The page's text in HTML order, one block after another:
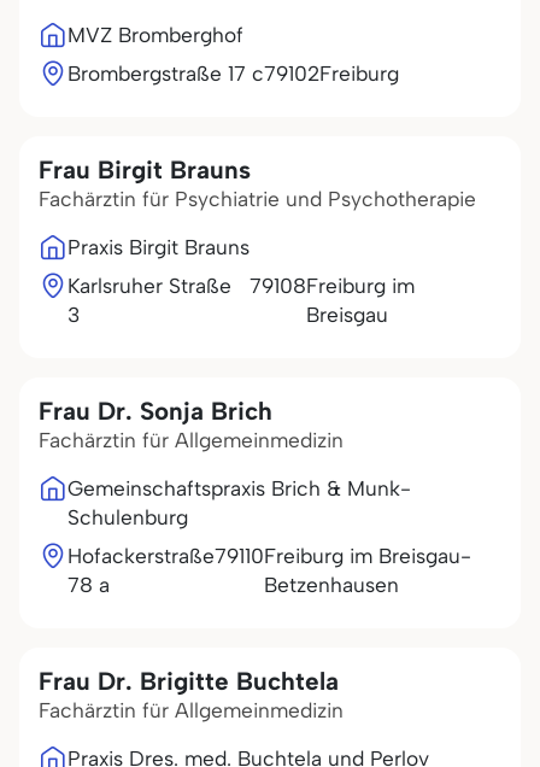
MVZ Bromberghof
Brombergstraße 17 c79102Freiburg
Frau Birgit Brauns
Fachärztin für Psychiatrie und Psychotherapie
Praxis Birgit Brauns
Karlsruher Straße
3
79108Freiburg im
Breisgau
Frau Dr. Sonja Brich
Fachärztin für Allgemeinmedizin
Gemeinschaftspraxis Brich & Munk-
Schulenburg
Hofackerstraße
78 a
79110Freiburg im Breisgau-
Betzenhausen
Frau Dr. Brigitte Buchtela
Fachärztin für Allgemeinmedizin
Praxis Dres. med. Buchtela und Perlov